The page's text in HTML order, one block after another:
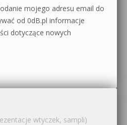
mojego adresu email do
od 0dB.pl informacje
dotyczące nowych
wtyczek, sampli)